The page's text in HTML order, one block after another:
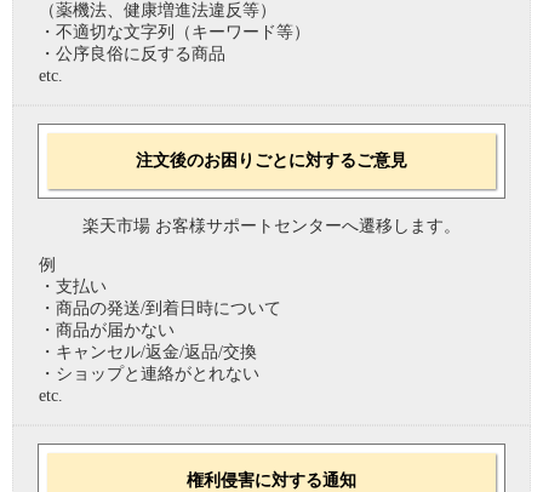
（薬機法、健康増進法違反等）
・不適切な文字列（キーワード等）
・公序良俗に反する商品
etc.
注文後のお困りごとに対するご意見
楽天市場 お客様サポートセンターへ遷移します。
例
・支払い
・商品の発送/到着日時について
・商品が届かない
・キャンセル/返金/返品/交換
・ショップと連絡がとれない
etc.
権利侵害に対する通知